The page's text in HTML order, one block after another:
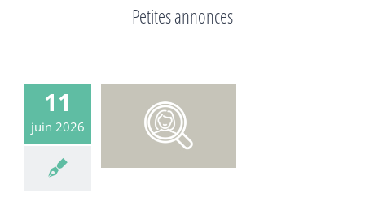
Petites annonces
11
juin 2026